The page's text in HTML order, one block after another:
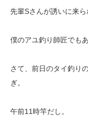
先輩Sさんが誘いに来ら
僕のアユ釣り師匠でもあ
さて、前日のタイ釣り
ぎ。
午前11時竿だし。